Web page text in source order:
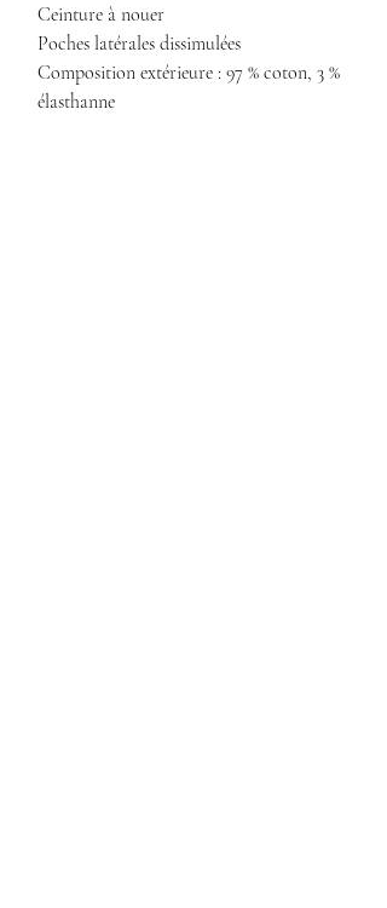
Ceinture à nouer
Poches latérales dissimulées
Composition extérieure : 97 % coton, 3 %
élasthanne